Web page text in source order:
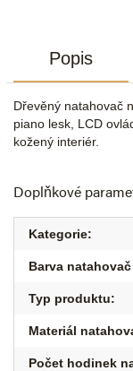
Popis
Dřevěný natahovač
piano lesk, LCD
kožený interiér.
Doplňkové
Kategorie:
Barva
Typ produktu:
Materiál
Počet hodinek